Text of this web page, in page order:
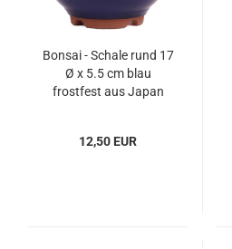
Bonsai - Schale rund 17
Ø x 5.5 cm blau
frostfest aus Japan
12,50 EUR